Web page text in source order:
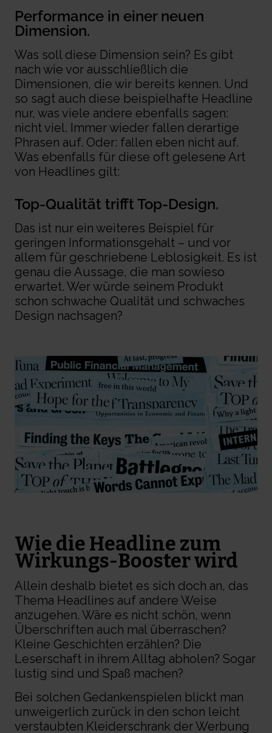
Performance in einer neuen
Dimension.
Was soll diese Dimension sein? Es gibt
nach wie vor ausschließlich die
Dimensionen, die wir bereits kennen. Und
so sagt auch diese beispielhafte Headline
nur, was viele andere ebenfalls sagen:
nicht viel. Immer wieder fallen derartige
Phrasen auf. Oder: fallen eben nicht auf.
Was ebenfalls für diese oft gelesene Art
von Headlines gilt:
Top-Qualität trifftTop-Design.
Das ist nur ein weiteres Beispiel für
geringen Informationsgehalt – und vor
allem für geschriebene Leblosigkeit. Es ist
genau die Aussage, die man sowieso
erwartet. Wer würde seinem Produkt
schon schwache Qualität und schwaches
Design nachsagen?
Wie die Headline zum
Wirkungs-Booster wird
Allein deshalb bietet es sich doch an, das
Thema Headlines auf andere Weise
anzugehen. Wäre es nicht schön, wenn
Überschriften auch mal überraschen?
Kleine Geschichten erzählen? Die
Leserschaft in ihrem Alltag abholen? Sogar
lustig sind und Spaß machen?
Bei solchen Gedankenspielen blickt man
unweigerlich zurück in den schon leicht
verstaubten Kleiderschrank der Werbung